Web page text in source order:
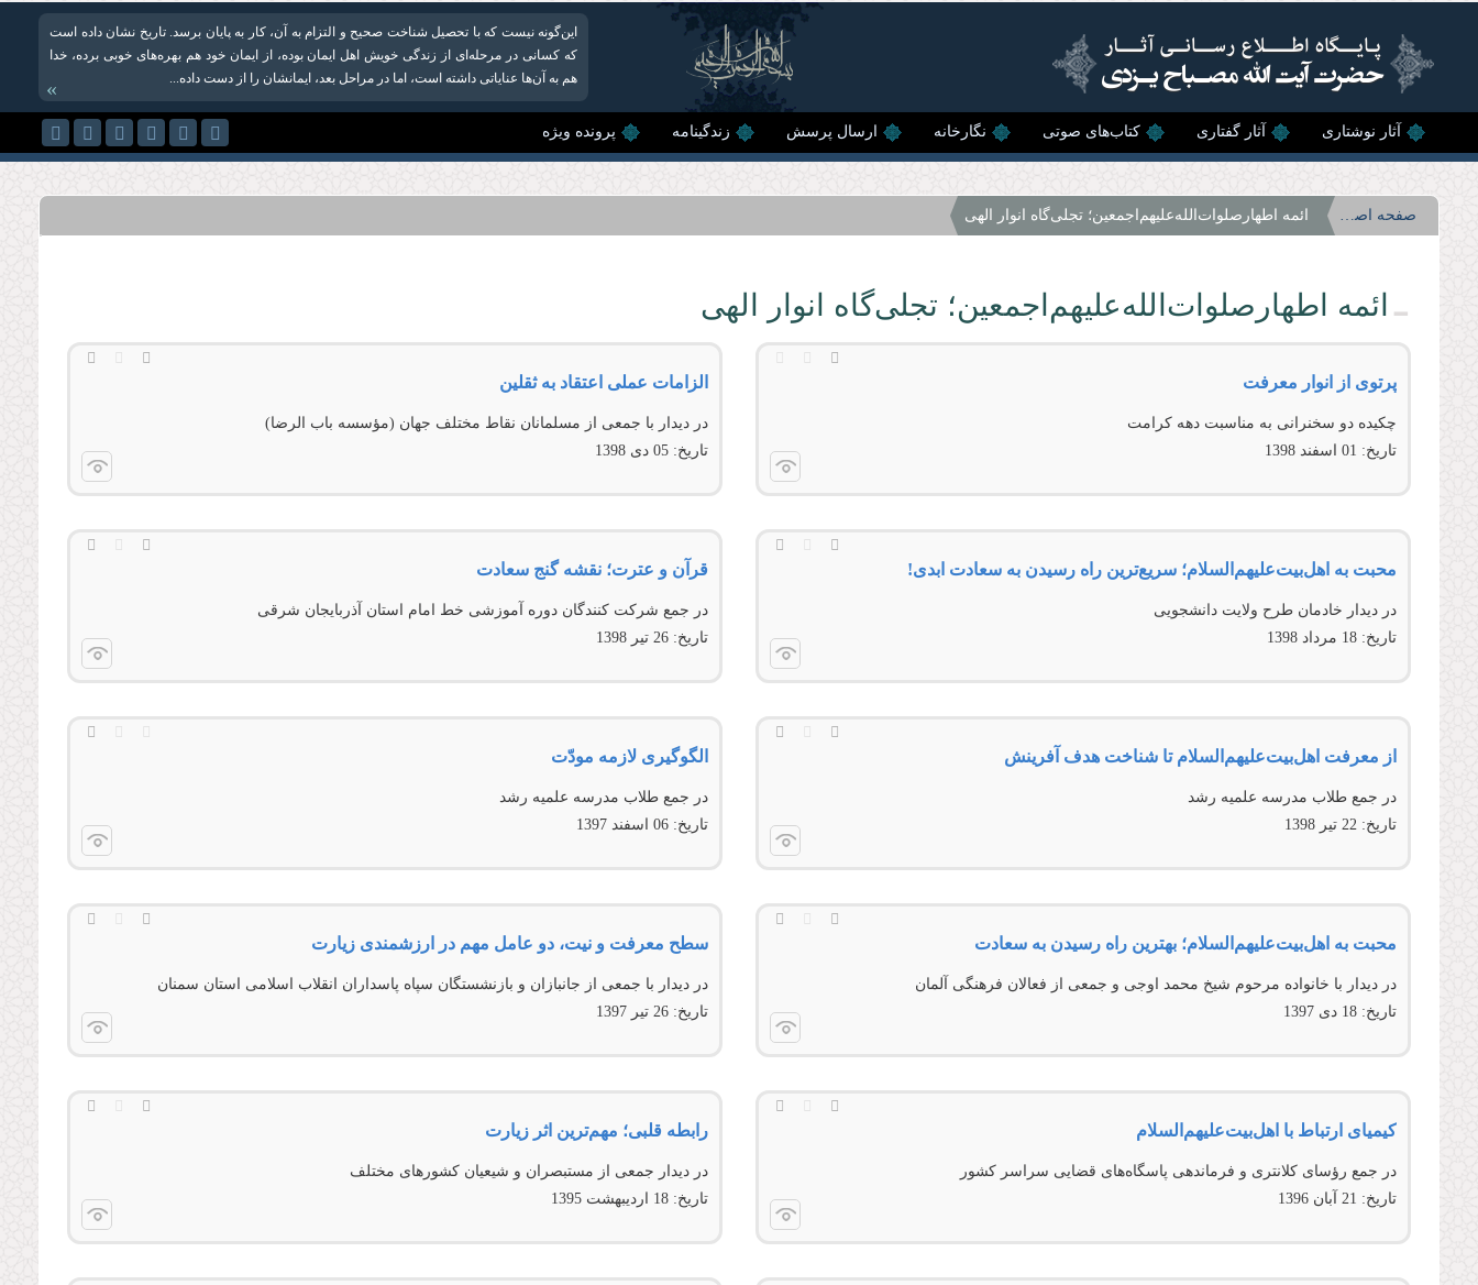
این‌گونه نیست که با تحصیل شناخت صحیح و التزام به آن، کار به پایان برسد. تاریخ نشان داده است
که کسانی در مرحله‌ای از زندگی خویش اهل ایمان بوده، از ایمان خود هم بهره‌های خوبی برده، خدا
هم به آن‌ها عنایاتی داشته است، اما در مراحل بعد، ایمانشان را از دست داده‌...
»
آثار نوشتاری آثار گفتاری کتاب‌های صوتی نگارخانه ارسال پرسش زندگینامه پرونده ویژه
صفحه اصلی ائمه اطهار‌صلوات‌‌الله‌‌عليهم‌‌اجمعين؛ تجلی‌گاه انوار الهی
ائمه اطهار‌صلوات‌‌الله‌‌عليهم‌‌اجمعين؛ تجلی‌گاه انوار الهی
پرتوی از انوار معرفت
چكيده دو سخنرانی به مناسبت دهه كرامت
تاریخ: 01 اسفند 1398
الزامات عملی اعتقاد به ثقلین
در دیدار با جمعی از مسلمانان نقاط مختلف جهان (مؤسسه باب الرضا)
تاریخ: 05 دى 1398
محبت به اهل‌بیت‌علیهم‌السلام؛ سریع‌ترین راه رسیدن به سعادت ابدی!
در دیدار خادمان طرح ولایت دانشجویی
تاریخ: 18 مرداد 1398
قرآن و عترت؛ نقشه گنج سعادت
در جمع شرکت کنندگان دوره آموزشی خط امام استان آذربايجان شرقی
تاریخ: 26 تير 1398
از معرفت اهل‌بیت‌علیهم‌السلام تا شناخت هدف آفرینش
در جمع طلاب مدرسه علمیه رشد
تاریخ: 22 تير 1398
الگوگیری لازمه مودّت
در جمع طلاب مدرسه علميه رشد
تاریخ: 06 اسفند 1397
محبت به اهل‌بیت‌علیهم‌السلام؛ بهترین راه رسیدن به سعادت
در ديدار با خانواده مرحوم شيخ محمد اوجی و جمعی از فعالان فرهنگی آلمان
تاریخ: 18 دى 1397
سطح معرفت و نیت، دو عامل مهم در ارزشمندی زیارت
در دیدار با جمعی از جانبازان و بازنشستگان سپاه پاسداران انقلاب اسلامی استان سمنان
تاریخ: 26 تير 1397
کیمیای ارتباط با اهل‌بیت‌‌علیهم‌السلام
در جمع رؤسای کلانتری و فرماندهی پاسگاه‌های قضایی سراسر کشور
تاریخ: 21 آبان 1396
رابطه قلبی؛ مهم‌ترین اثر زیارت
در دیدار جمعی از مستبصران و شیعیان کشورهای مختلف
تاریخ: 18 ارديبهشت 1395